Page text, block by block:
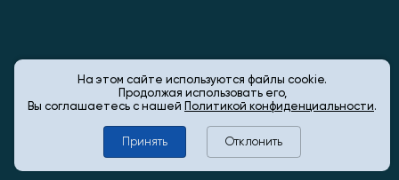
На этом сайте используются файлы cookie.
Продолжая использовать его,
Вы соглашаетесь с нашей Политикой конфиденциальности.
Принять Отклонить